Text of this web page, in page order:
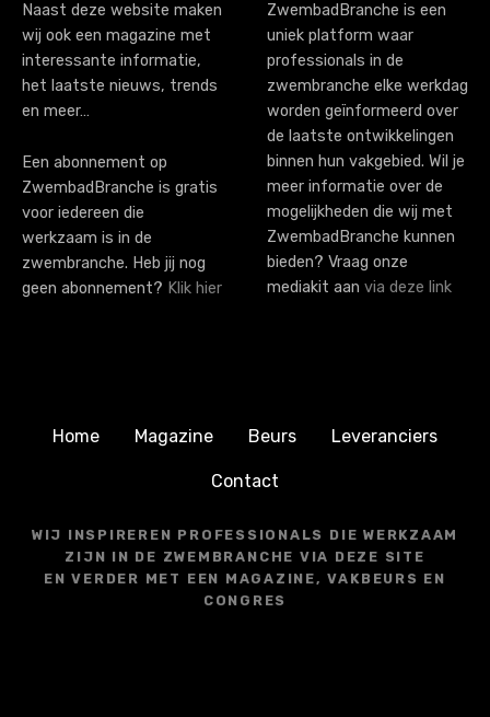
Naast deze website maken
wij ook een magazine met
interessante informatie,
het laatste nieuws, trends
en meer…
Een abonnement op
ZwembadBranche is gratis
voor iedereen die
werkzaam is in de
zwembranche. Heb jij nog
geen abonnement? Klik hier
ZwembadBranche is een
uniek platform waar
professionals in de
zwembranche elke werkdag
worden geïnformeerd over
de laatste ontwikkelingen
binnen hun vakgebied. Wil je
meer informatie over de
mogelijkheden die wij met
ZwembadBranche kunnen
bieden? Vraag onze
mediakit aan via deze link
Home Magazine Beurs Leveranciers
Contact
WIJ INSPIREREN PROFESSIONALS DIE WERKZAAM
ZIJN IN DE ZWEMBRANCHE VIA DEZE SITE
EN VERDER MET EEN MAGAZINE, VAKBEURS EN
CONGRES